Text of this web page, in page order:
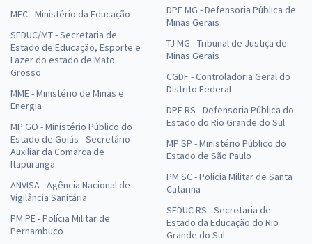
MEC - Ministério da Educação
SEDUC/MT - Secretaria de
Estado de Educação, Esporte e
Lazer do estado de Mato
Grosso
MME - Ministério de Minas e
Energia
MP GO - Ministério Público do
Estado de Goiás - Secretário
Auxiliar da Comarca de
Itapuranga
ANVISA - Agência Nacional de
Vigilância Sanitária
PM PE - Polícia Militar de
Pernambuco
DPE MG - Defensoria Pública de
Minas Gerais
TJ MG - Tribunal de Justiça de
Minas Gerais
CGDF - Controladoria Geral do
Distrito Federal
DPE RS - Defensoria Pública do
Estado do Rio Grande do Sul
MP SP - Ministério Público do
Estado de São Paulo
PM SC - Polícia Militar de Santa
Catarina
SEDUC RS - Secretaria de
Estado da Educação do Rio
Grande do Sul